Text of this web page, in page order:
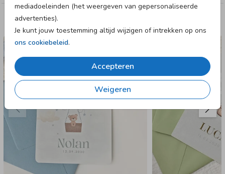
mediadoeleinden (het weergeven van gepersonaliseerde
advertenties).
Je kunt jouw toestemming altijd wijzigen of intrekken op ons
ons cookiebeleid.
Accepteren
Weigeren
Deze designs vind je misschien ook leuk
GEBOORTEKAARTJE